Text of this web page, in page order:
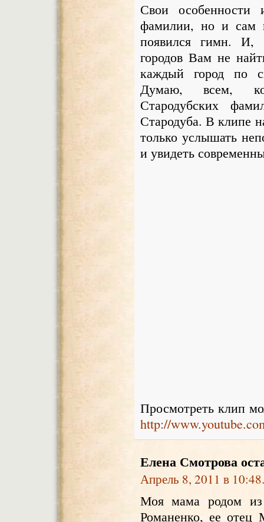
Свои особенности
фамилии, но и сам
появился гимн. И,
городов Вам не
каждый город по
Думаю, всем,
Стародубских
Стародуба. В клипе
только услышать
и увидеть
Просмотреть клип
http://
Елена Смотрова
Апрель 8, 2011 в 10:48.
Моя мама родом из
Романенко, ее отец